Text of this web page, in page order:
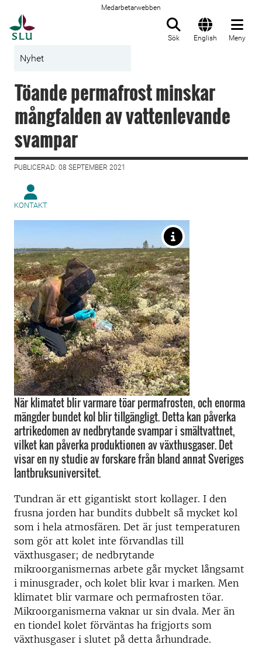
Medarbetarwebben
Sök English Meny
Nyhet
Töande permafrost minskar
mångfalden av vattenlevande
svampar
PUBLICERAD: 08 SEPTEMBER 2021
KONTAKT
När klimatet blir varmare töar permafrosten, och enorma
mängder bundet kol blir tillgängligt. Detta kan påverka
artrikedomen av nedbrytande svampar i smältvattnet,
vilket kan påverka produktionen av växthusgaser. Det
visar en ny studie av forskare från bland annat Sveriges
lantbruksuniversitet.
Tundran är ett gigantiskt stort kollager. I den
frusna jorden har bundits dubbelt så mycket kol
som i hela atmosfären. Det är just temperaturen
som gör att kolet inte förvandlas till
växthusgaser; de nedbrytande
mikroorganismernas arbete går mycket långsamt
i minusgrader, och kolet blir kvar i marken. Men
klimatet blir varmare och permafrosten töar.
Mikroorganismerna vaknar ur sin dvala. Mer än
en tiondel kolet förväntas ha frigjorts som
växthusgaser i slutet på detta århundrade.